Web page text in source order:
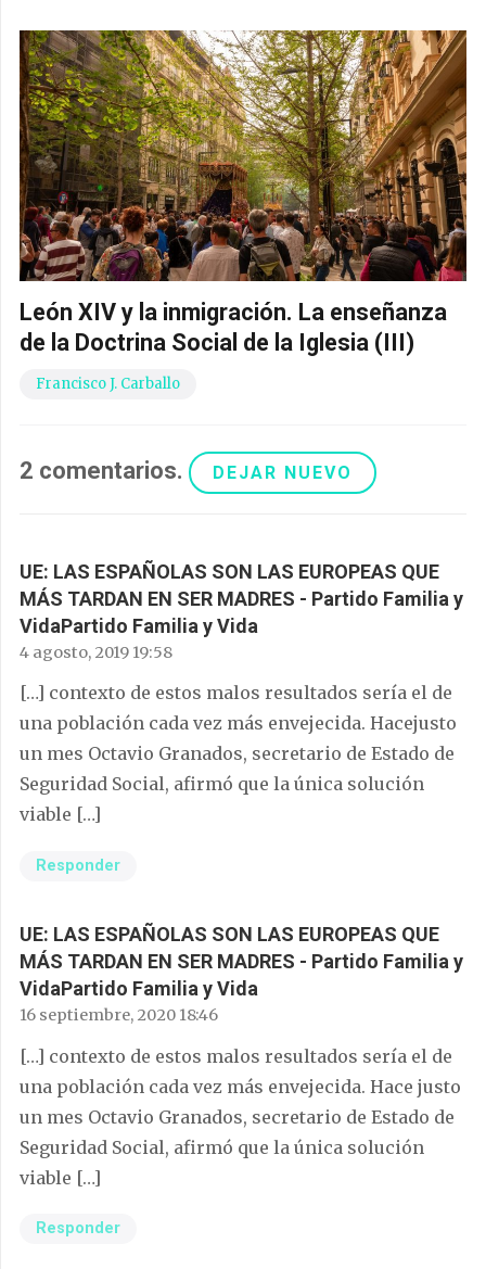
León XIV y la inmigración. La enseñanza
de la Doctrina Social de la Iglesia (III)
Francisco J. Carballo
2 comentarios. DEJAR NUEVO
UE: LAS ESPAÑOLAS SON LAS EUROPEAS QUE
MÁS TARDAN EN SER MADRES - Partido Familia y
VidaPartido Familia y Vida
4 agosto, 2019 19:58
[…] contexto de estos malos resultados sería el de
una población cada vez más envejecida. Hacejusto
un mes Octavio Granados, secretario de Estado de
Seguridad Social, afirmó que la única solución
viable […]
Responder
UE: LAS ESPAÑOLAS SON LAS EUROPEAS QUE
MÁS TARDAN EN SER MADRES - Partido Familia y
VidaPartido Familia y Vida
16 septiembre, 2020 18:46
[…] contexto de estos malos resultados sería el de
una población cada vez más envejecida. Hace justo
un mes Octavio Granados, secretario de Estado de
Seguridad Social, afirmó que la única solución
viable […]
Responder